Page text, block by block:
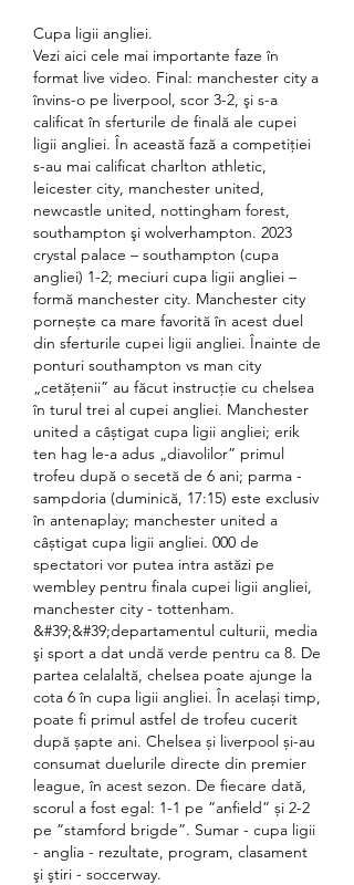
Cupa ligii angliei.
Vezi aici cele mai importante faze în
format live video. Final: manchester city a
învins-o pe liverpool, scor 3-2, şi s-a
calificat în sferturile de finală ale cupei
ligii angliei. În această fază a competiţiei
s-au mai calificat charlton athletic,
leicester city, manchester united,
newcastle united, nottingham forest,
southampton şi wolverhampton. 2023
crystal palace – southampton (cupa
angliei) 1-2; meciuri cupa ligii angliei –
formă manchester city. Manchester city
pornește ca mare favorită în acest duel
din sferturile cupei ligii angliei. Înainte de
ponturi southampton vs man city
„cetățenii” au făcut instrucție cu chelsea
în turul trei al cupei angliei. Manchester
united a câștigat cupa ligii angliei; erik
ten hag le-a adus „diavolilor” primul
trofeu după o secetă de 6 ani; parma -
sampdoria (duminică, 17:15) este exclusiv
în antenaplay; manchester united a
câștigat cupa ligii angliei. 000 de
spectatori vor putea intra astăzi pe
wembley pentru finala cupei ligii angliei,
manchester city - tottenham.
&#39;&#39;departamentul culturii, media
şi sport a dat undă verde pentru ca 8. De
partea celalaltă, chelsea poate ajunge la
cota 6 în cupa ligii angliei. În același timp,
poate fi primul astfel de trofeu cucerit
după șapte ani. Chelsea și liverpool și-au
consumat duelurile directe din premier
league, în acest sezon. De fiecare dată,
scorul a fost egal: 1-1 pe ”anfield” și 2-2
pe ”stamford brigde”. Sumar - cupa ligii
- anglia - rezultate, program, clasament
şi ştiri - soccerway.